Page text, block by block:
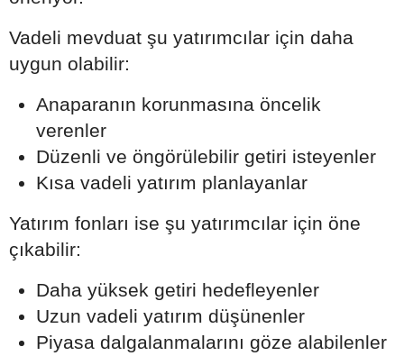
Vadeli mevduat şu yatırımcılar için daha
uygun olabilir:
Anaparanın korunmasına öncelik
verenler
Düzenli ve öngörülebilir getiri isteyenler
Kısa vadeli yatırım planlayanlar
Yatırım fonları ise şu yatırımcılar için öne
çıkabilir:
Daha yüksek getiri hedefleyenler
Uzun vadeli yatırım düşünenler
Piyasa dalgalanmalarını göze alabilenler